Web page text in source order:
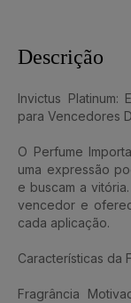
Descrição
Invictus
para Vencedores
O Perfume
uma expressão
e buscam a
vencedor e
cada aplicação.
Características da
Fragrância